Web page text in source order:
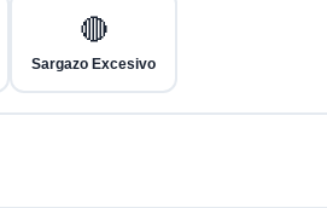
🔴
Sargazo Excesivo